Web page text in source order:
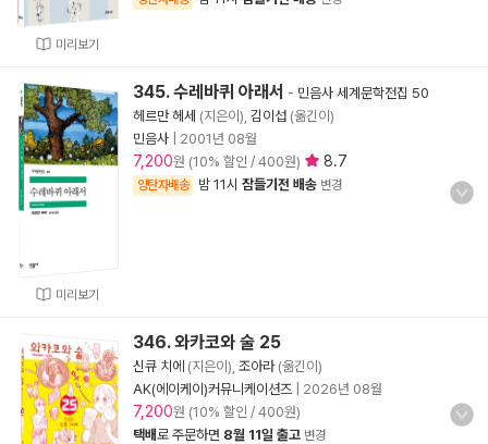
미리보기
미리보기
345. 수레바퀴 아래서 - 민음사 세계문학전집 50
헤르만 헤세 (지은이), 김이섭 (옮긴이)
민음사
2001년 08월
7,200원 (10% 할인 / 400원) 8.7
양탄자배송 밤 11시 잠들기전 배송 변경
346. 와카코와 술 25
신큐 치에 (지은이), 조아라(옮긴이)
AK(에이케이)커뮤니케이션즈
2026년 08월
7,200원 (10% 할인 / 400원)
택배로 주문하면 8월 11일 출고 변경